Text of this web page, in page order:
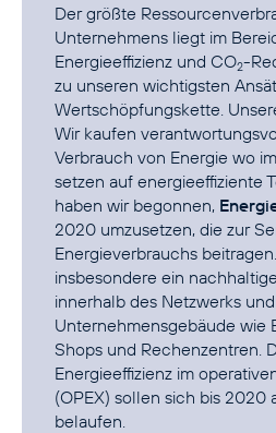
Der größte
Unternehmens liegt im
Energieeffizienz und CO2-
zu unseren wichtigsten
Wertschöpfungskette.
Wir kaufen
Verbrauch von Energie wo
setzen auf energieeffiziente
haben wir begonnen,
2020 umzusetzen, die zur
Energieverbrauchs
insbesondere ein
innerhalb des Netzwerks
Unternehmensgebäude wie
Shops und Rechenzentren.
Energieeffizienz im
(OPEX) sollen sich bis 2020
belaufen.